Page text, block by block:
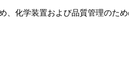
、化学装置および品質管理のた